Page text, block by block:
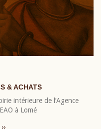
& ACHATS
intérieure de l’Agence
à Lomé